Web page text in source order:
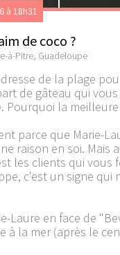
à 18h31
de coco ?
à-Pitre, Guadeloupe
de la plage
de gâteau qui
Pourquoi la meilleure
parce que Marie-
raison en soi. Mais
les clients qui vous
c'est un signe qui
Laure en face de
à la mer (après le